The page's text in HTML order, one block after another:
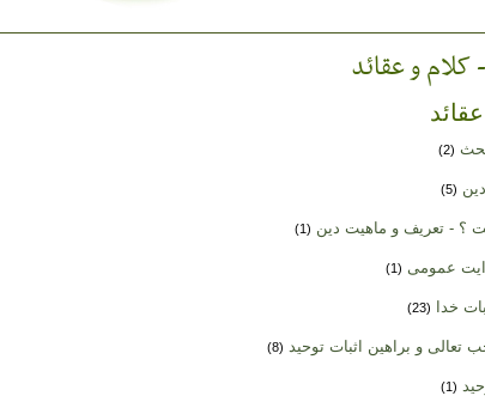
و عقائد
(2)
(5)
؟ - تعریف و ماهیت دین (1)
عمومی (1)
خدا (23)
تعالی و براهین اثبات توحید (8)
(1)